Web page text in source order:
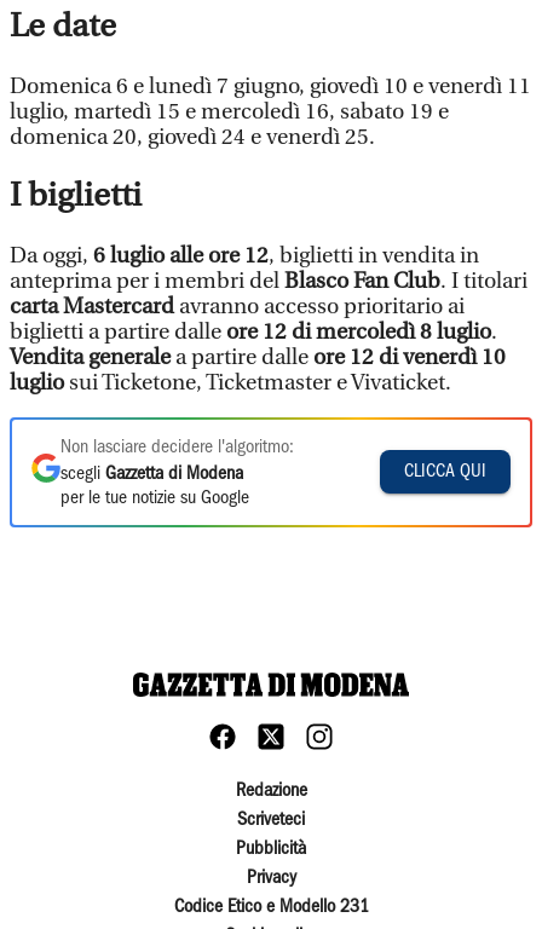
Le date
Domenica 6 e lunedì 7 giugno, giovedì 10 e venerdì 11
luglio, martedì 15 e mercoledì 16, sabato 19 e
domenica 20, giovedì 24 e venerdì 25.
I biglietti
Da oggi, 6 luglio alle ore 12, biglietti in vendita in
anteprima per i membri delBlasco Fan Club. I titolari
carta Mastercardavranno accesso prioritario ai
biglietti a partire dalle ore 12 di mercoledì 8 luglio.
Vendita generalea partire dalle ore 12 di venerdì 10
lugliosui Ticketone, Ticketmaster e Vivaticket.
Non lasciare decidere l'algoritmo:
scegli Gazzetta di Modena
per le tue notizie su Google
CLICCA QUI
Redazione
Scriveteci
Pubblicità
Privacy
Codice Etico e Modello 231